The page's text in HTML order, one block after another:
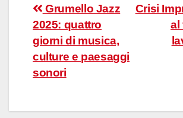
Navigazione
articoli
Crisi
al
Grumello Jazz
2025: quattro
giorni di musica,
culture e paesaggi
sonori